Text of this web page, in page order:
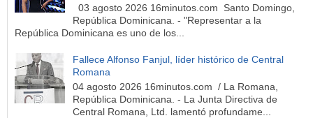
03 agosto 2026 16minutos.com Santo Domingo,
República Dominicana. - "Representar a la
República Dominicana es uno de los...
Fallece Alfonso Fanjul, líder histórico de Central
Romana
04 agosto 2026 16minutos.com / La Romana,
República Dominicana. - La Junta Directiva de
Central Romana, Ltd. lamentó profundame...